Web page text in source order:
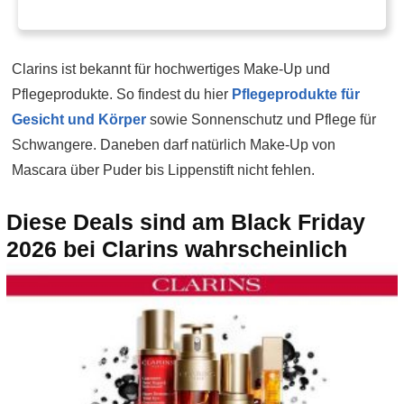
Clarins ist bekannt für hochwertiges Make-Up und
Pflegeprodukte. So findest du hier Pflegeprodukte für
Gesicht und Körper sowie Sonnenschutz und Pflege für
Schwangere. Daneben darf natürlich Make-Up von
Mascara über Puder bis Lippenstift nicht fehlen.
Diese Deals sind am Black Friday
2026 bei Clarins wahrscheinlich